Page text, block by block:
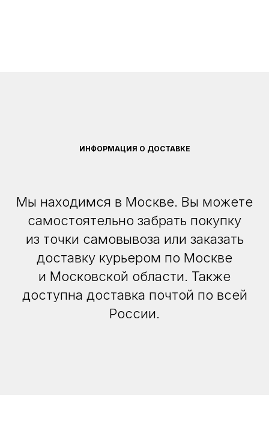
ИНФОРМАЦИЯ О ДОСТАВКЕ
Мы находимся в Москве. Вы можете
самостоятельно забрать покупку
из точки самовывоза или заказать
доставку курьером по Москве
и Московской области. Также
доступна доставка почтой по всей
России.